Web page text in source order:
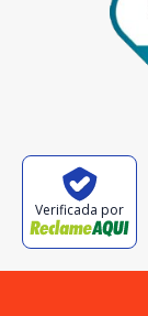
Verificada por